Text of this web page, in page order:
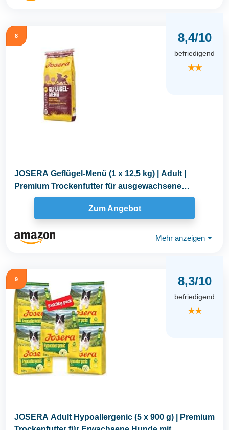
8 8,4/10
befriedigend
★★
JOSERA Geflügel-Menü (1 x 12,5 kg) | Adult |
Premium Trockenfutter für ausgewachsene
Hunde...
Zum Angebot
Mehr anzeigen ⏷
9 8,3/10
befriedigend
★★
JOSERA Adult Hypoallergenic (5 x 900 g) | Premium